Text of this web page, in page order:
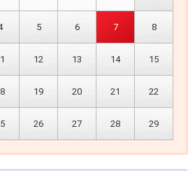
5 6 7 8
12 13 14 15
19 20 21 22
26 27 28 29